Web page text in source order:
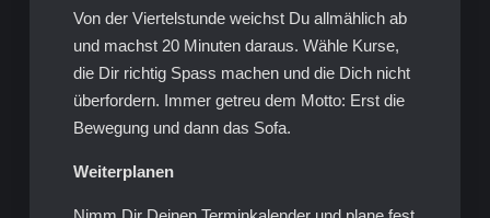
Von der Viertelstunde weichst Du allmählich ab
und machst 20 Minuten daraus. Wähle Kurse,
die Dir richtig Spass machen und die Dich nicht
überfordern. Immer getreu dem Motto: Erst die
Bewegung und dann das Sofa.
Weiterplanen